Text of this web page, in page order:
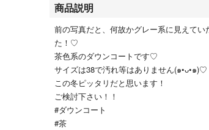
商品説明
前の写真だと、何故かグレー系に見えてい
た！♡
茶色系のダウンコートです♡
サイズは38で汚れ等はありません(๑•ᴗ•๑)♡
この冬ピッタリだと思います！
ご検討下さい！！
#ダウンコート
#茶